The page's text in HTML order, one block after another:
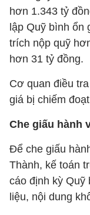
hơn 1.343 tỷ
lập Quỹ bình ổn
trích nộp quỹ
hơn 31 tỷ đồng.
Cơ quan điều
giá bị chiếm
Che giấu hành
Để che giấu
Thành, kế toán
cáo định kỳ Quỹ
liệu, nội dung